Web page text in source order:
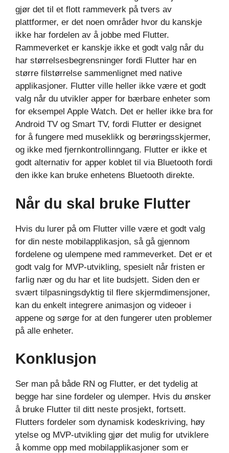
gjør det til et flott rammeverk på tvers av
plattformer, er det noen områder hvor du kanskje
ikke har fordelen av å jobbe med Flutter.
Rammeverket er kanskje ikke et godt valg når du
har størrelsesbegrensninger fordi Flutter har en
større filstørrelse sammenlignet med native
applikasjoner. Flutter ville heller ikke være et godt
valg når du utvikler apper for bærbare enheter som
for eksempel Apple Watch. Det er heller ikke bra for
Android TV og Smart TV, fordi Flutter er designet
for å fungere med museklikk og berøringsskjermer,
og ikke med fjernkontrollinngang. Flutter er ikke et
godt alternativ for apper koblet til via Bluetooth fordi
den ikke kan bruke enhetens Bluetooth direkte.
Når du skal bruke Flutter
Hvis du lurer på om Flutter ville være et godt valg
for din neste mobilapplikasjon, så gå gjennom
fordelene og ulempene med rammeverket. Det er et
godt valg for MVP-utvikling, spesielt når fristen er
farlig nær og du har et lite budsjett. Siden den er
svært tilpasningsdyktig til flere skjermdimensjoner,
kan du enkelt integrere animasjon og videoer i
appene og sørge for at den fungerer uten problemer
på alle enheter.
Konklusjon
Ser man på både RN og Flutter, er det tydelig at
begge har sine fordeler og ulemper. Hvis du ønsker
å bruke Flutter til ditt neste prosjekt, fortsett.
Flutters fordeler som dynamisk kodeskriving, høy
ytelse og MVP-utvikling gjør det mulig for utviklere
å komme opp med mobilapplikasjoner som er